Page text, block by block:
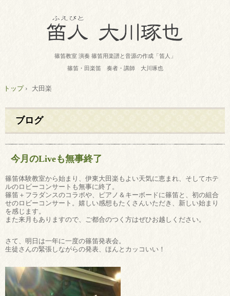
篠笛教室 演奏 篠笛用楽譜と音源の作成「笛人」
篠笛・田楽笛 奏者・講師 大川琢也
トップ› 大田楽
ブログ
今月のLiveも無事終了
篠笛体験教室から始まり、伊東大田楽もよい天気に恵まれ、そしてホテ
ルのロビーコンサートも無事に終了。
篠笛＋フラダンスのコラボや、ピアノ＆キーボードに篠笛と、初の組合
せのロビーコンサート。嬉しい感想もたくさんいただき、新しい始まり
を感じます。
また来月もありますので、ご都合のつく方はぜひお越しください。
さて、明日は一年に一度の篠笛発表会。
生徒さんの緊張しながらの発表、ほんとカッコいい！